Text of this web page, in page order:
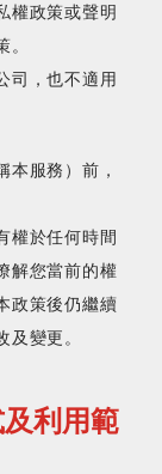
權政策或聲明
司，也不適用
本服務）前，
權於任何時間
解您當前的權
政策後仍繼續
利用範